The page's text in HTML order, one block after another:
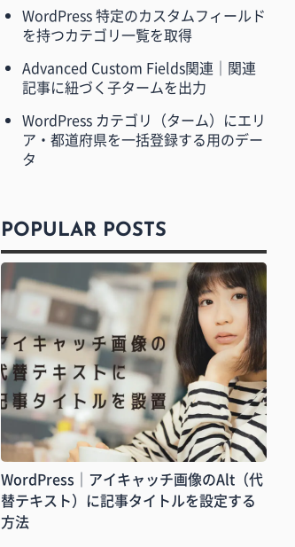
WordPress 特定のカスタムフィールド
を持つカテゴリ一覧を取得
Advanced Custom Fields関連｜関連
記事に紐づく子タームを出力
WordPress カテゴリ（ターム）にエリ
ア・都道府県を一括登録する用のデー
タ
POPULAR POSTS
WordPress｜アイキャッチ画像のAlt（代
替テキスト）に記事タイトルを設定する
方法